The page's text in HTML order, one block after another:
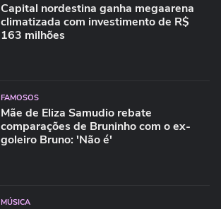
Capital nordestina ganha megaarena
climatizada com investimento de R$
163 milhões
FAMOSOS
Mãe de Eliza Samudio rebate
comparações de Bruninho com o ex-
goleiro Bruno: 'Não é'
MÚSICA